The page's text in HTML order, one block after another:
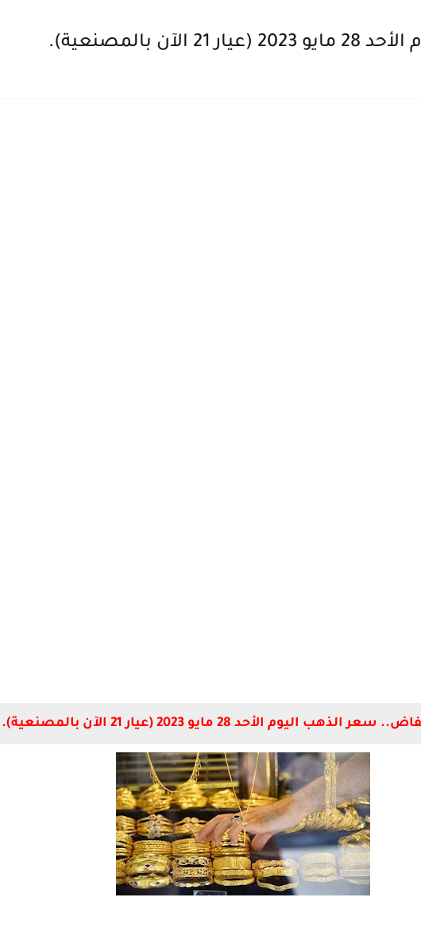
والحكومية والاجنبية المعتمدة من وزارة التعليم العالي للعام الجامعي 2026/ 2027
الاولي للتنسيق يوم الاثنين القادم ..بداية تظلمات الثانوية العامة الكترونيا لمدة 15 يوم بداية من غدا
اليوم الأحد 28 مايو 2023 (عيار 21 الآن بالمصنعية).